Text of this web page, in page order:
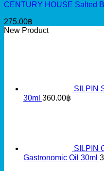
CENTURY HOUSE Salted
275.00฿
New Product
SILPIN
30ml 360.00฿
SILPIN
Gastronomic Oil 30ml